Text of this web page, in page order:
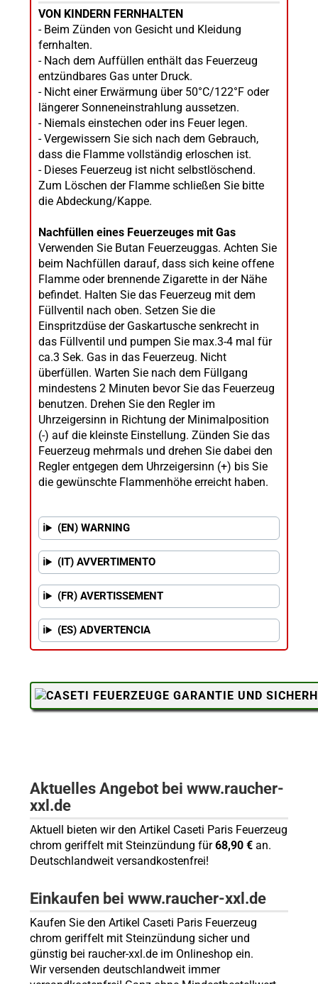
VON KINDERN FERNHALTEN
- Beim Zünden von Gesicht und Kleidung
fernhalten.
- Nach dem Auffüllen enthält das Feuerzeug
entzündbares Gas unter Druck.
- Nicht einer Erwärmung über 50°C/122°F oder
längerer Sonneneinstrahlung aussetzen.
- Niemals einstechen oder ins Feuer legen.
- Vergewissern Sie sich nach dem Gebrauch,
dass die Flamme vollständig erloschen ist.
- Dieses Feuerzeug ist nicht selbstlöschend.
Zum Löschen der Flamme schließen Sie bitte
die Abdeckung/Kappe.
Nachfüllen eines Feuerzeuges mit Gas
Verwenden Sie Butan Feuerzeuggas. Achten Sie
beim Nachfüllen darauf, dass sich keine offene
Flamme oder brennende Zigarette in der Nähe
befindet. Halten Sie das Feuerzeug mit dem
Füllventil nach oben. Setzen Sie die
Einspritzdüse der Gaskartusche senkrecht in
das Füllventil und pumpen Sie max.3-4 mal für
ca.3 Sek. Gas in das Feuerzeug. Nicht
überfüllen. Warten Sie nach dem Füllgang
mindestens 2 Minuten bevor Sie das Feuerzeug
benutzen. Drehen Sie den Regler im
Uhrzeigersinn in Richtung der Minimalposition
(-) auf die kleinste Einstellung. Zünden Sie das
Feuerzeug mehrmals und drehen Sie dabei den
Regler entgegen dem Uhrzeigersinn (+) bis Sie
die gewünschte Flammenhöhe erreicht haben.
(EN) WARNING
(IT) AVVERTIMENTO
(FR) AVERTISSEMENT
(ES) ADVERTENCIA
Aktuelles Angebot bei www.raucher-
xxl.de
Aktuell bieten wir den Artikel Caseti Paris Feuerzeug
chrom geriffelt mit Steinzündung für68,90 €an.
Deutschlandweit versandkostenfrei!
Einkaufen bei www.raucher-xxl.de
Kaufen Sie den Artikel Caseti Paris Feuerzeug
chrom geriffelt mit Steinzündung sicher und
günstig bei raucher-xxl.de im Onlineshop ein.
Wir versenden deutschlandweit immer